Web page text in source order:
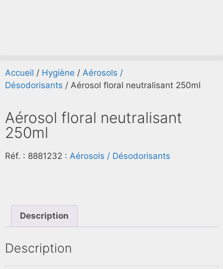
Accueil / Hygiène / Aérosols /
Désodorisants / Aérosol floral neutralisant 250ml
Aérosol floral neutralisant
250ml
Réf. : 8881232 : Aérosols / Désodorisants
Description
Description